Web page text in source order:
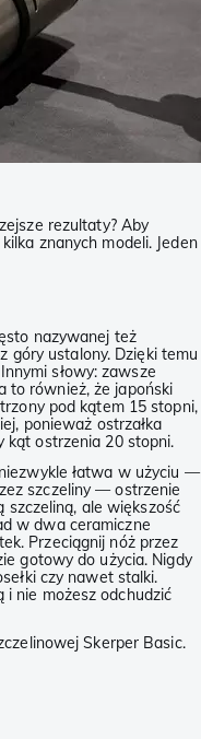
rezultaty? Aby
znanych modeli. Jeden
nazywanej też
góry ustalony. Dzięki temu
słowy: zawsze
to również, że japoński
pod kątem 15 stopni,
ponieważ ostrzałka
kąt ostrzenia 20 stopni.
łatwa w użyciu —
szczeliny — ostrzenie
szczeliną, ale większość
w dwa ceramiczne
Przeciągnij nóż przez
gotowy do użycia. Nigdy
czy nawet stalki.
nie możesz odchudzić
Skerper Basic.